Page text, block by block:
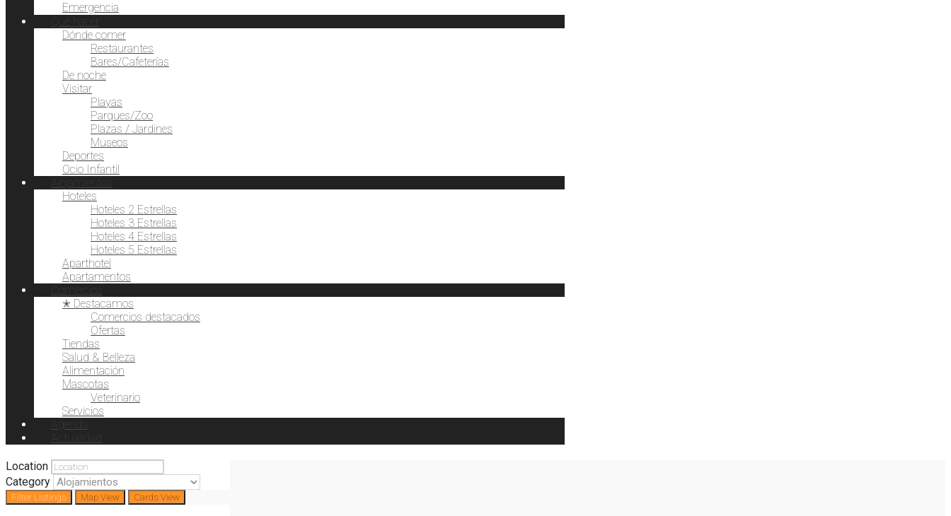
Emergencia
Qué hacer
Dónde comer
Restaurantes
Bares/Cafeterías
De noche
Visitar
Playas
Parques/Zoo
Plazas / Jardines
Museos
Deportes
Ocio Infantil
Alojamientos
Hoteles
Hoteles 2 Estrellas
Hoteles 3 Estrellas
Hoteles 4 Estrellas
Hoteles 5 Estrellas
Aparthotel
Apartamentos
Comercios
✭ Destacamos
Comercios destacados
Ofertas
Tiendas
Salud & Belleza
Alimentación
Mascotas
Veterinario
Servicios
Agenda
Actualidad
Location
Category
Filter Listings Map View Cards View